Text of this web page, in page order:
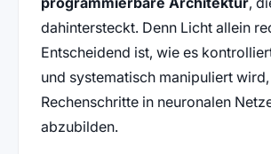
dahintersteckt. Denn Licht allein
Entscheidend ist, wie es
und systematisch manipuliert wird,
Rechenschritte in neuronalen
abzubilden.